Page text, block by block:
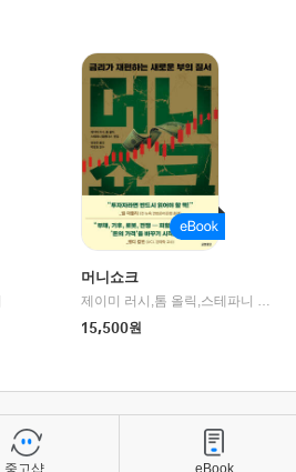
머니쇼크
제이미 러시,톰 올릭,스테파니 플랜더스 편저/임경은 역/박정호 감수
15,500원
중고샵 eBook